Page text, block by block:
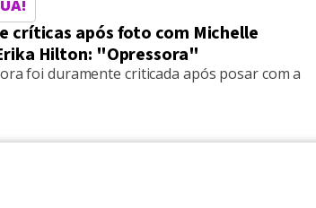
críticas após foto com Michelle
Hilton: "Opressora"
foi duramente criticada após posar com a